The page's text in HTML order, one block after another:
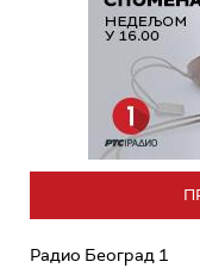
Радио Београд 1